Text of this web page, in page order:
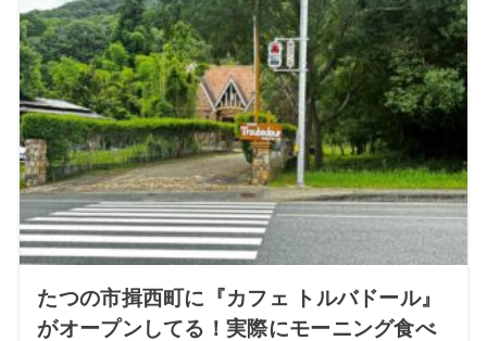
たつの市揖西町に『カフェ トルバドール』
がオープンしてる！実際にモーニング食べ